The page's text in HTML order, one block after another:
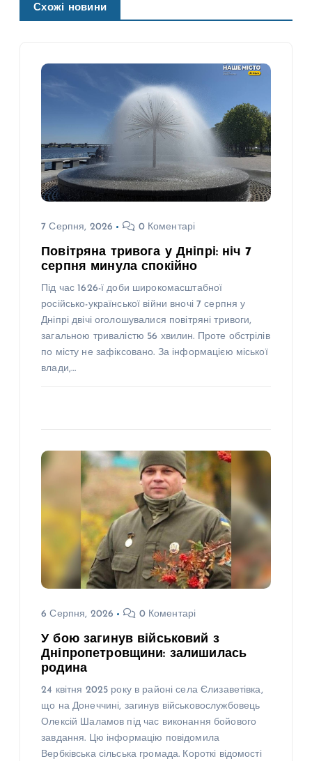
Схожі новини
7 Серпня, 2026 0 Коментарі
Повітряна тривога у Дніпрі: ніч 7
серпня минула спокійно
Під час 1626-ї доби широкомасштабної
російсько-української війни вночі 7 серпня у
Дніпрі двічі оголошувалися повітряні тривоги,
загальною тривалістю 56 хвилин. Проте обстрілів
по місту не зафіксовано. За інформацією міської
влади,…
6 Серпня, 2026 0 Коментарі
У бою загинув військовий з
Дніпропетровщини: залишилась
родина
24 квітня 2025 року в районі села Єлизаветівка,
що на Донеччині, загинув військовослужбовець
Олексій Шаламов під час виконання бойового
завдання. Цю інформацію повідомила
Вербківська сільська громада. Короткі відомості